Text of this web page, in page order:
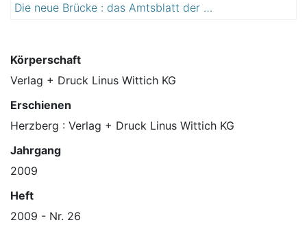
Die neue Brücke : das Amtsblatt der Lutherstadt Wittenberg
Körperschaft
Verlag + Druck Linus Wittich KG
Erschienen
Herzberg : Verlag + Druck Linus Wittich KG
Jahrgang
2009
Heft
2009 - Nr. 26